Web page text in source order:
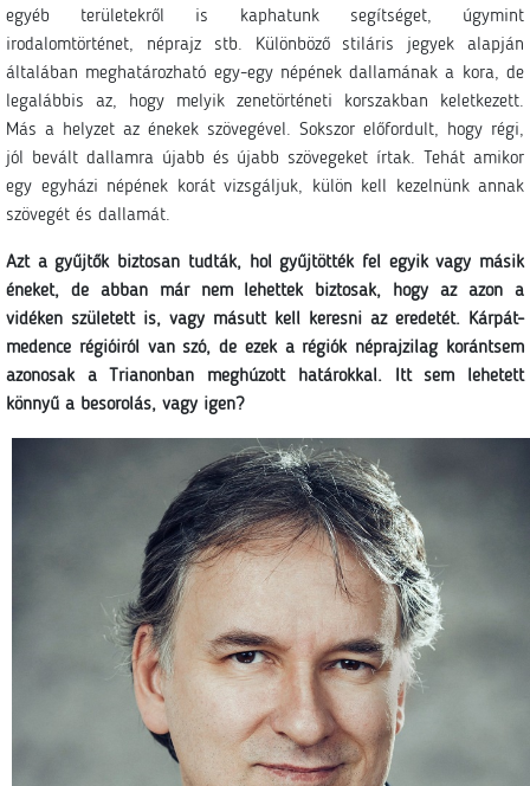
egyéb területekről is kaphatunk segítséget, úgymint
irodalomtörténet, néprajz stb. Különböző stiláris jegyek alapján
általában meghatározható egy-egy népének dallamának a kora, de
legalábbis az, hogy melyik zenetörténeti korszakban keletkezett.
Más a helyzet az énekek szövegével. Sokszor előfordult, hogy régi,
jól bevált dallamra újabb és újabb szövegeket írtak. Tehát amikor
egy egyházi népének korát vizsgáljuk, külön kell kezelnünk annak
szövegét és dallamát.
Azt a gyűjtők biztosan tudták, hol gyűjtötték fel egyik vagy másik
éneket, de abban már nem lehettek biztosak, hogy az azon a
vidéken született is, vagy másutt kell keresni az eredetét. Kárpát-
medence régióiról van szó, de ezek a régiók néprajzilag korántsem
azonosak a Trianonban meghúzott határokkal. Itt sem lehetett
könnyű a besorolás, vagy igen?